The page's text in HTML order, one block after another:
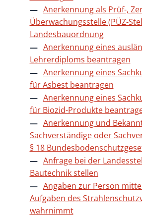
Anerkennung als Prüf-,
Überwachungsstelle (PÜZ-
Landesbauordnung
Anerkennung eines
Lehrerdiploms beantragen
Anerkennung eines
für Asbest beantragen
Anerkennung eines
für Biozid-Produkte
Anerkennung und
Sachverständige oder
§ 18
Anfrage bei der
Bautechnik stellen
Angaben zur Person
Aufgaben des
wahrnimmt